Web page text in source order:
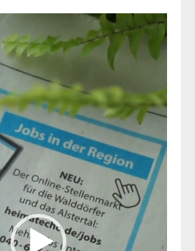
Player